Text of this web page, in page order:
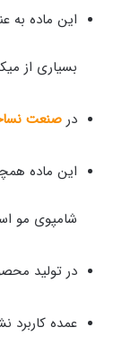
این ماده به
بسیاری از
در صنعت
این ماده
شامپوی مو
در تولید
عمده کاربرد